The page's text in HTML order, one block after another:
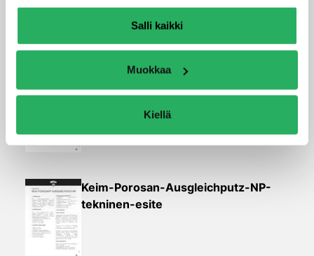
Salli kaikki
Muokkaa
Kiellä
tekninen-esite
Keim-Porosan-Ausgleichputz-NP-
tekninen-esite